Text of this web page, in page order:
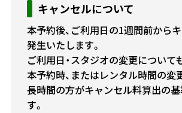
キャンセルについて
本予約後、ご利用日の1週間前から
発生いたします。
ご利用日・スタジオの変更について
本予約時、またはレンタル時間の変
長時間の方がキャンセル料算出の
す。